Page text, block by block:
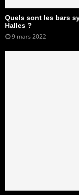
Quels sont les bars
Halles ?
9 mars 2022